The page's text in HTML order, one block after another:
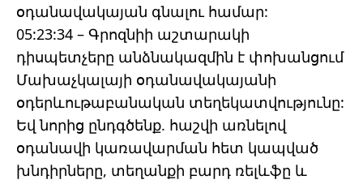
օդանավակայան գնալու համար:
05:23:34 – Գրոզնիի աշտարակի
դիսպետչերը անձնակազմին է փոխանցում
Մախաչկալայի օդանավակայանի
օդերևութաբանական տեղեկատվությունը:
Եվ նորից ընդգծենք. հաշվի առնելով
օդանավի կառավարման հետ կապված
խնդիրները, տեղանքի բարդ ռելևֆը և